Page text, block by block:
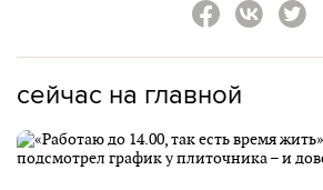
сейчас на главной